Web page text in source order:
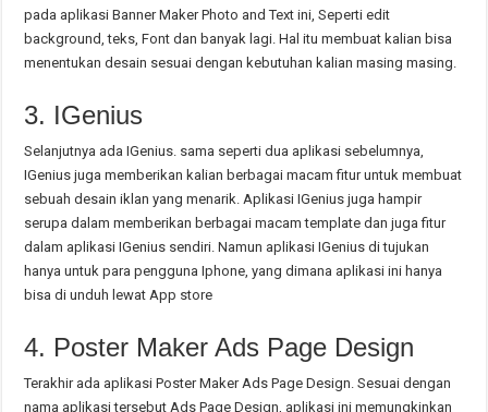
pada aplikasi Banner Maker Photo and Text ini, Seperti edit
background, teks, Font dan banyak lagi. Hal itu membuat kalian bisa
menentukan desain sesuai dengan kebutuhan kalian masing masing.
3. IGenius
Selanjutnya ada IGenius. sama seperti dua aplikasi sebelumnya,
IGenius juga memberikan kalian berbagai macam fitur untuk membuat
sebuah desain iklan yang menarik. Aplikasi IGenius juga hampir
serupa dalam memberikan berbagai macam template dan juga fitur
dalam aplikasi IGenius sendiri. Namun aplikasi IGenius di tujukan
hanya untuk para pengguna Iphone, yang dimana aplikasi ini hanya
bisa di unduh lewat App store
4. Poster Maker Ads Page Design
Terakhir ada aplikasi Poster Maker Ads Page Design. Sesuai dengan
nama aplikasi tersebut Ads Page Design, aplikasi ini memungkinkan